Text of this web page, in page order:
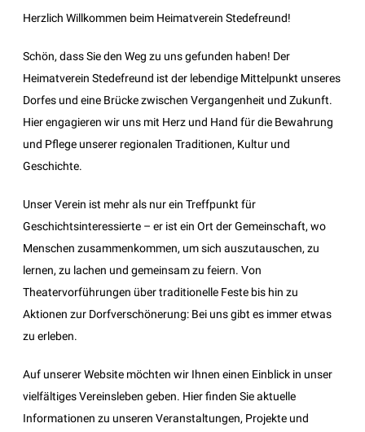
Herzlich Willkommen beim Heimatverein Stedefreund!
Schön, dass Sie den Weg zu uns gefunden haben! Der
Heimatverein Stedefreund ist der lebendige Mittelpunkt unseres
Dorfes und eine Brücke zwischen Vergangenheit und Zukunft.
Hier engagieren wir uns mit Herz und Hand für die Bewahrung
und Pflege unserer regionalen Traditionen, Kultur und
Geschichte.
Unser Verein ist mehr als nur ein Treffpunkt für
Geschichtsinteressierte – er ist ein Ort der Gemeinschaft, wo
Menschen zusammenkommen, um sich auszutauschen, zu
lernen, zu lachen und gemeinsam zu feiern. Von
Theatervorführungen über traditionelle Feste bis hin zu
Aktionen zur Dorfverschönerung: Bei uns gibt es immer etwas
zu erleben.
Auf unserer Website möchten wir Ihnen einen Einblick in unser
vielfältiges Vereinsleben geben. Hier finden Sie aktuelle
Informationen zu unseren Veranstaltungen, Projekte und